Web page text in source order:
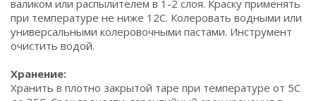
валиком или распылителем в 1-2 слоя. Краску применять
при температуре не ниже 12С. Колеровать водными или
универсальными колеровочными пастами. Инструмент
очистить водой.
Хранение:
Хранить в плотно закрытой таре при температуре от 5С